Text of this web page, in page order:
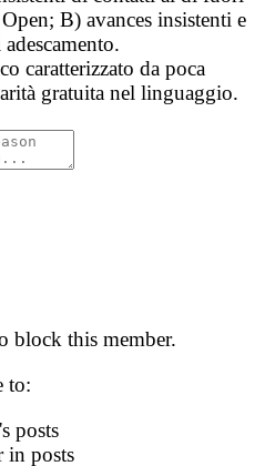
B) avances insistenti e
caratterizzato da poca
gratuita nel linguaggio.
block this member.
to:
posts
in posts